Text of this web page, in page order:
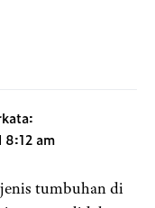
8:12 am
jenis tumbuhan di